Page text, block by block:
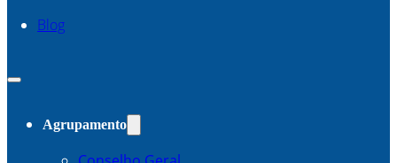
Blog
Agrupamento